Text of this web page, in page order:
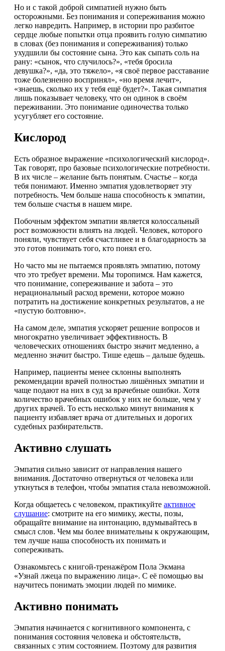
Но и с такой доброй симпатией нужно быть
осторожными. Без понимания и сопереживания можно
легко навредить. Например, в истории про разбитое
сердце любые попытки отца проявить голую симпатию
в словах (без понимания и сопереживания) только
ухудшили бы состояние сына. Это как сыпать соль на
рану: «сынок, что случилось?», «тебя бросила
девушка?», «да, это тяжело», «я своё первое расставание
тоже болезненно воспринял», «но время лечит»,
«знаешь, сколько их у тебя ещё будет?». Такая симпатия
лишь показывает человеку, что он одинок в своём
переживании. Это понимание одиночества только
усугубляет его состояние.
Кислород
Есть образное выражение «психологический кислород».
Так говорят, про базовые психологические потребности.
В их числе – желание быть понятым. Счастье – когда
тебя понимают. Именно эмпатия удовлетворяет эту
потребность. Чем больше наша способность к эмпатии,
тем больше счастья в нашем мире.
Побочным эффектом эмпатии является колоссальный
рост возможности влиять на людей. Человек, которого
поняли, чувствует себя счастливее и в благодарность за
это готов понимать того, кто понял его.
Но часто мы не пытаемся проявлять эмпатию, потому
что это требует времени. Мы торопимся. Нам кажется,
что понимание, сопереживание и забота – это
нерациональный расход времени, которое можно
потратить на достижение конкретных результатов, а не
«пустую болтовню».
На самом деле, эмпатия ускоряет решение вопросов и
многократно увеличивает эффективность. В
человеческих отношениях быстро значит медленно, а
медленно значит быстро. Тише едешь – дальше будешь.
Например, пациенты менее склонны выполнять
рекомендации врачей полностью лишённых эмпатии и
чаще подают на них в суд за врачебные ошибки. Хотя
количество врачебных ошибок у них не больше, чем у
других врачей. То есть несколько минут внимания к
пациенту избавляет врача от длительных и дорогих
судебных разбирательств.
Активно слушать
Эмпатия сильно зависит от направления нашего
внимания. Достаточно отвернуться от человека или
уткнуться в телефон, чтобы эмпатия стала невозможной.
Когда общаетесь с человеком, практикуйте активное
слушание: смотрите на его мимику, жесты, позы,
обращайте внимание на интонацию, вдумывайтесь в
смысл слов. Чем мы более внимательны к окружающим,
тем лучше наша способность их понимать и
сопереживать.
Ознакомьтесь с книгой-тренажёром Пола Экмана
«Узнай лжеца по выражению лица». С её помощью вы
научитесь понимать эмоции людей по мимике.
Активно понимать
Эмпатия начинается с когнитивного компонента, с
понимания состояния человека и обстоятельств,
связанных с этим состоянием. Поэтому для развития